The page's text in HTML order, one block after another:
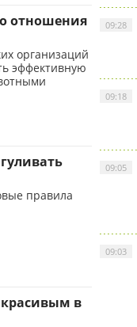
отношения
организаций
эффективную
правила
в
09:28
09:18
09:05
09:03